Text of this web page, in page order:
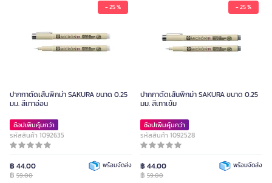
- 25 %
ปากกาตัดเส้นพิกม่า SAKURA ขนาด 0.25
มม. สีเทาอ่อน
ช้อปเพิ่มคุ้มกว่า
รหัสสินค้า 1092635
฿ 44.00
฿ 59.00
พร้อมจัดส่ง
- 25 %
ปากกาตัดเส้นพิกม่า SAKURA ขนาด 0.25
มม. สีเทาเข้ม
ช้อปเพิ่มคุ้มกว่า
รหัสสินค้า 1092528
฿ 44.00
฿ 59.00
พร้อมจัดส่ง